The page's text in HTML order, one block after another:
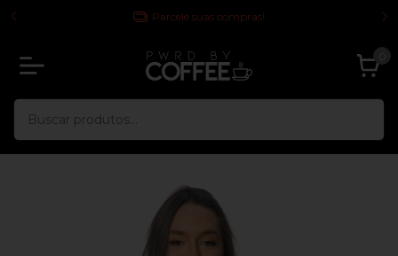
Parcele suas compras!